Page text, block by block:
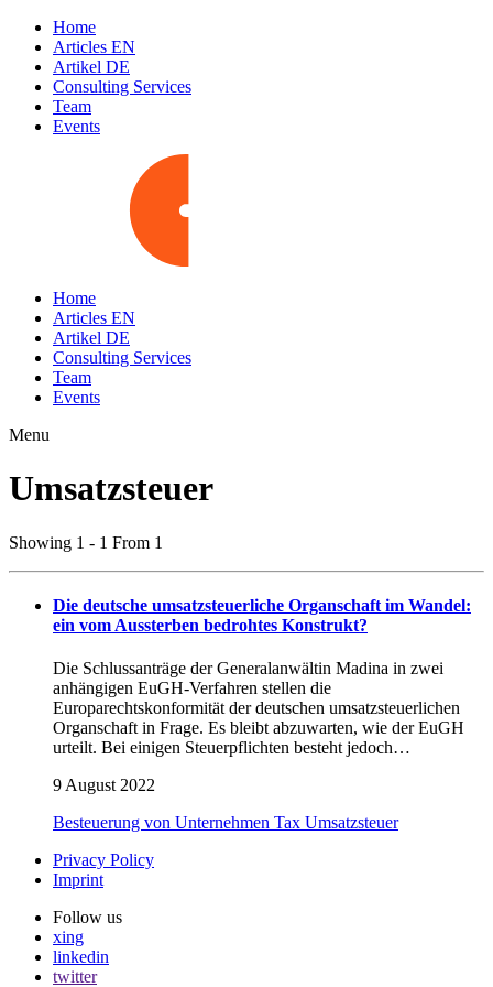
Home
Articles EN
Artikel DE
Consulting Services
Team
Events
Home
Articles EN
Artikel DE
Consulting Services
Team
Events
Menu
Umsatzsteuer
Showing 1 - 1 From 1
Die deutsche umsatzsteuerliche Organschaft im Wandel:
ein vom Aussterben bedrohtes Konstrukt?
Die Schlussanträge der Generalanwältin Madina in zwei
anhängigen EuGH-Verfahren stellen die
Europarechtskonformität der deutschen umsatzsteuerlichen
Organschaft in Frage. Es bleibt abzuwarten, wie der EuGH
urteilt. Bei einigen Steuerpflichten besteht jedoch…
9 August 2022
Besteuerung von Unternehmen Tax Umsatzsteuer
Privacy Policy
Imprint
Follow us
xing
linkedin
twitter